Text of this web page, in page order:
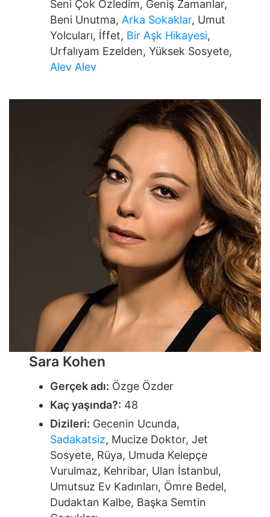
Seni Çok Özledim, Geniş Zamanlar,
Beni Unutma,Arka Sokaklar, Umut
Yolcuları, İffet, Bir Aşk Hikayesi,
Urfalıyam Ezelden, Yüksek Sosyete,
Alev Alev
Sara Kohen
Gerçek adı: Özge Özder
Kaç yaşında?: 48
Dizileri: Gecenin Ucunda,
Sadakatsiz, Mucize Doktor, Jet
Sosyete, Rüya, Umuda Kelepçe
Vurulmaz, Kehribar, Ulan İstanbul,
Umutsuz Ev Kadınları, Ömre Bedel,
Dudaktan Kalbe, Başka Semtin